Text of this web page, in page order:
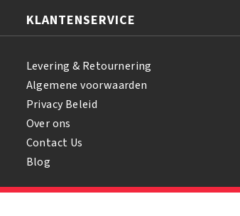
KLANTENSERVICE
Levering & Retournering
Algemene voorwaarden
Privacy Beleid
Over ons
Contact Us
Blog